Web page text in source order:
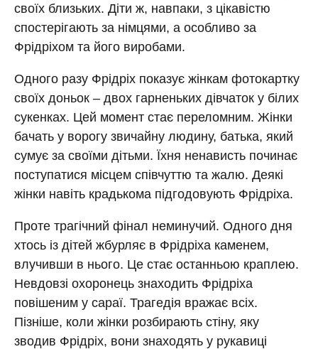
своїх близьких. Діти ж, навпаки, з цікавістю
спостерігають за німцями, а особливо за
Фрідріхом та його виробами.
Одного разу Фрідріх показує жінкам фотокартку
своїх доньок – двох гарненьких дівчаток у білих
сукенках. Цей момент стає переломним. Жінки
бачать у ворогу звичайну людину, батька, який
сумує за своїми дітьми. Їхня ненависть починає
поступатися місцем співчуттю та жалю. Деякі
жінки навіть крадькома підгодовують Фрідріха.
Проте трагічний фінал неминучий. Одного дня
хтось із дітей жбурляє в Фрідріха каменем,
влучивши в нього. Це стає останньою краплею.
Невдовзі охоронець знаходить Фрідріха
повішеним у сараї. Трагедія вражає всіх.
Пізніше, коли жінки розбирають стіну, яку
зводив Фрідріх, вони знаходять у рукавиці